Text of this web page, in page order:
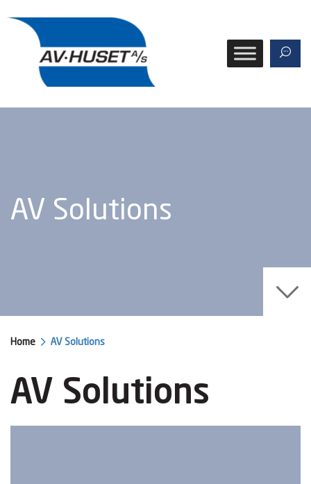
AV Solutions
Home AV Solutions
AV Solutions